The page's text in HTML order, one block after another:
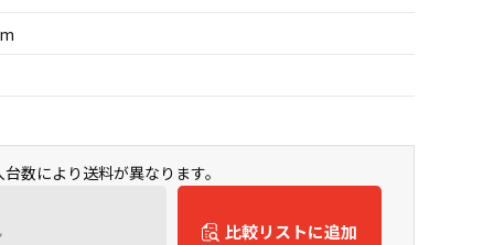
により送料が異なります。
比較リストに追加